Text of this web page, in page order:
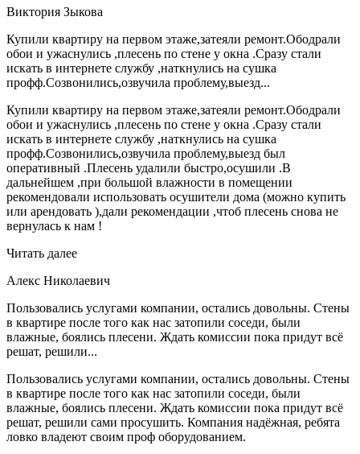
Виктория Зыкова
Купили квартиру на первом этаже,затеяли ремонт.Ободрали
обои и ужаснулись ,плесень по стене у окна .Сразу стали
искать в интернете службу ,наткнулись на сушка
профф.Созвонились,озвучила проблему,выезд...
Купили квартиру на первом этаже,затеяли ремонт.Ободрали
обои и ужаснулись ,плесень по стене у окна .Сразу стали
искать в интернете службу ,наткнулись на сушка
профф.Созвонились,озвучила проблему,выезд был
оперативный .Плесень удалили быстро,осушили .В
дальнейшем ,при большой влажности в помещении
рекомендовали использовать осушители дома (можно купить
или арендовать ),дали рекомендации ,чтоб плесень снова не
вернулась к нам !
Читать далее
Алекс Николаевич
Пользовались услугами компании, остались довольны. Стены
в квартире после того как нас затопили соседи, были
влажные, боялись плесени. Ждать комиссии пока придут всё
решат, решили...
Пользовались услугами компании, остались довольны. Стены
в квартире после того как нас затопили соседи, были
влажные, боялись плесени. Ждать комиссии пока придут всё
решат, решили сами просушить. Компания надёжная, ребята
ловко владеют своим проф оборудованием.